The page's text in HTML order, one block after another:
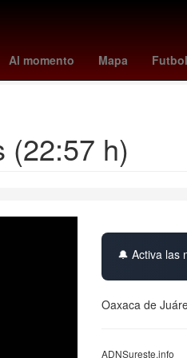
Al momento Mapa Futbol
Miguel Hidalgo y Costilla
Global por un aborto legal y seguro
(22:57 h)
🔔 Activa las
Oaxaca de
ADNSureste.info